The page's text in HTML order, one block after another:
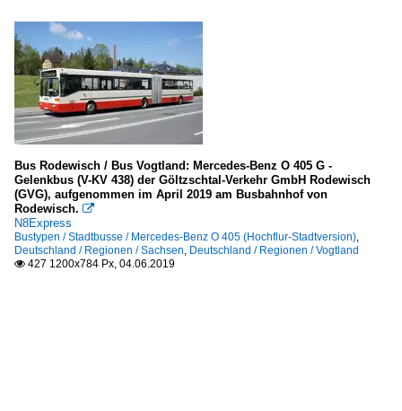
Bus Rodewisch / Bus Vogtland: Mercedes-Benz O 405 G -
Gelenkbus (V-KV 438) der Göltzschtal-Verkehr GmbH Rodewisch
(GVG), aufgenommen im April 2019 am Busbahnhof von
Rodewisch. 
N8Express
Bustypen / Stadtbusse / Mercedes-Benz O 405 (Hochflur-Stadtversion),
Deutschland / Regionen / Sachsen, Deutschland / Regionen / Vogtland
 427 1200x784 Px, 04.06.2019